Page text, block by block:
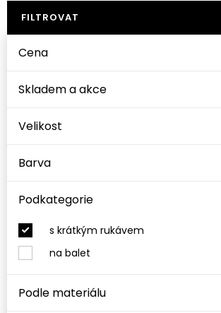
FILTROVAT
Cena
Velikost
Barva
Podkategorie
s krátkým rukávem
na balet
Podle materiálu